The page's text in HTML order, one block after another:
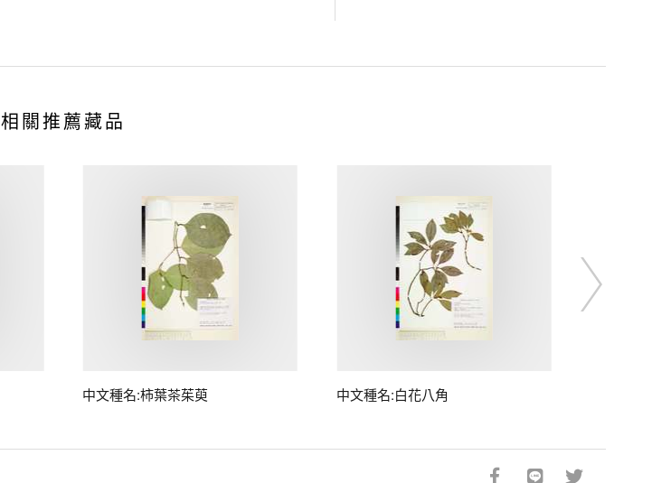
相關推薦藏品
中文種名:柿葉茶茱萸 中文種名:白花八角